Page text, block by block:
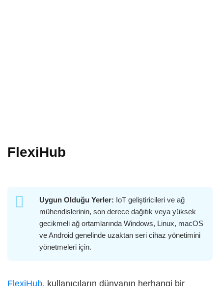
FlexiHub
Uygun Olduğu Yerler: IoT geliştiricileri ve ağ
mühendislerinin, son derece dağıtık veya yüksek
gecikmeli ağ ortamlarında Windows, Linux, macOS
ve Android genelinde uzaktan seri cihaz yönetimini
yönetmeleri için.
FlexiHub, kullanıcıların dünyanın herhangi bir